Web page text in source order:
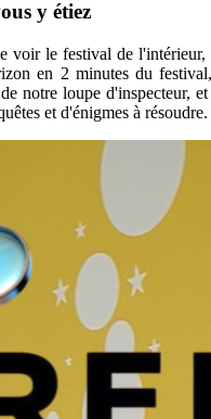
y étiez
voir le festival de l'intérieur,
en 2 minutes du
notre loupe d'inspecteur,
et d'énigmes à résoudre.